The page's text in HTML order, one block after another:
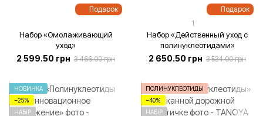
Подарок
Набор «Омолаживающий
уход»
2 599.50 грн 3 466.00 грн
Подарок
1
Набор «Действенный уход с
полинуклеотидами»
2 650.50 грн 3 534.00 грн
НОВИНКА
−25%
НАБІР
ПОЛИНУКЛЕОТИДЫ
−40%
НАБІР